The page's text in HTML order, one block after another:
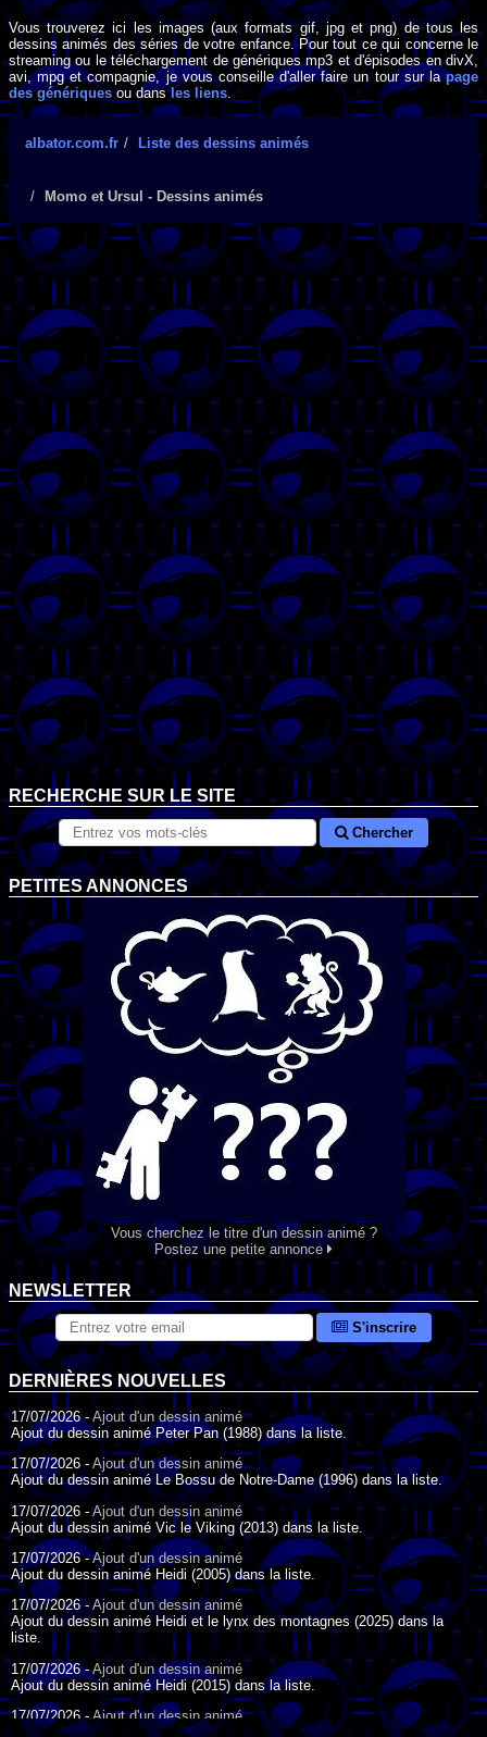
Vous trouverez ici les images (aux formats gif, jpg et png) de tous les
dessins animés des séries de votre enfance. Pour tout ce qui concerne le
streaming ou le téléchargement de génériques mp3 et d'épisodes en divX,
avi, mpg et compagnie, je vous conseille d'aller faire un tour sur lapage
des génériques ou dansles liens.
albator.com.fr Liste des dessins animés
Momo et Ursul - Dessins animés
RECHERCHE SUR LE SITE
Chercher
PETITES ANNONCES
Vous cherchez le titre d'un dessin animé ?
Postez une petite annonce
NEWSLETTER
S'inscrire
DERNIÈRES NOUVELLES
17/07/2026 - Ajout d'un dessin animé
Ajout du dessin animé Peter Pan (1988) dans la liste.
17/07/2026 - Ajout d'un dessin animé
Ajout du dessin animé Le Bossu de Notre-Dame (1996) dans la liste.
17/07/2026 -Ajout d'un dessin animé
Ajout du dessin animé Vic le Viking (2013) dans la liste.
17/07/2026 -Ajout d'un dessin animé
Ajout du dessin animé Heidi (2005) dans la liste.
17/07/2026 -Ajout d'un dessin animé
Ajout du dessin animé Heidi et le lynx des montagnes (2025) dans la
liste.
17/07/2026 -Ajout d'un dessin animé
Ajout du dessin animé Heidi (2015) dans la liste.
17/07/2026 - Ajout d'un dessin animé
Ajout du dessin animé Heidi (1995) dans la liste.